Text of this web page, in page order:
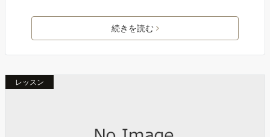
続きを読む
レッスン